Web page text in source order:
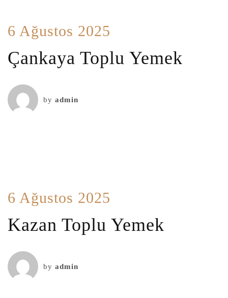
6 Ağustos 2025
Çankaya Toplu Yemek
by admin
6 Ağustos 2025
Kazan Toplu Yemek
by admin